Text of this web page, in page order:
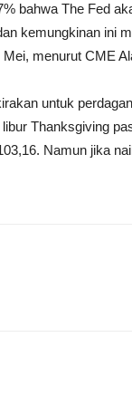
bahwa The Fed
kemungkinan ini
menurut CME
untuk
Thanksgiving
Namun jika